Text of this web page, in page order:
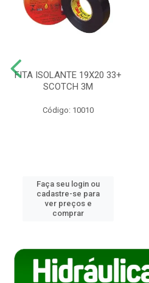
FITA ISOLANTE 19X20 33+
SCOTCH 3M
Código: 10010
Faça seu login ou
cadastre-se para
ver preços e
comprar